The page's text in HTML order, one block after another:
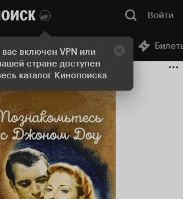
вас включен VPN или
стране доступен
каталог Кинопоиска
Войти
Онлайн-кинотеатр